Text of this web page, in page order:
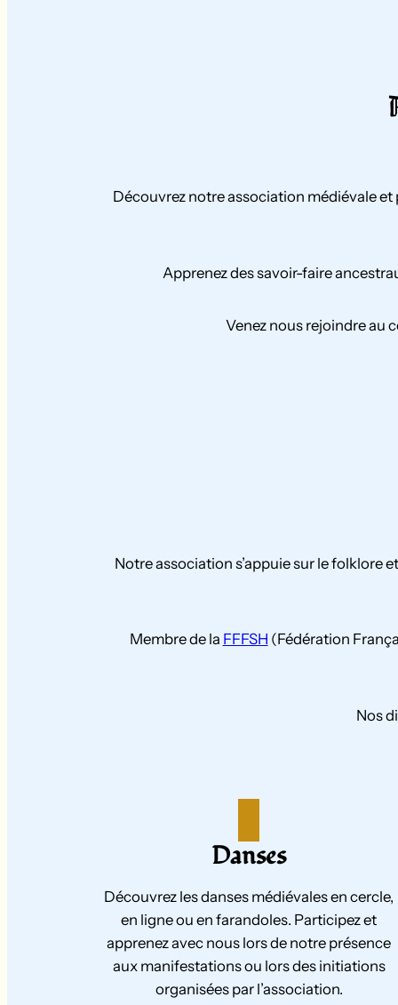
Découvrez notre association médiévale et
Apprenez des savoir-faire
Venez nous rejoindre au
Notre association s’appuie sur le folklore
Membre de la FFFSH (Fédération
Nos
Danses
Découvrez les danses médiévales en cercle,
en ligne ou en farandoles. Participez et
apprenez avec nous lors de notre présence
aux manifestations ou lors des initiations
organisées par l’association.